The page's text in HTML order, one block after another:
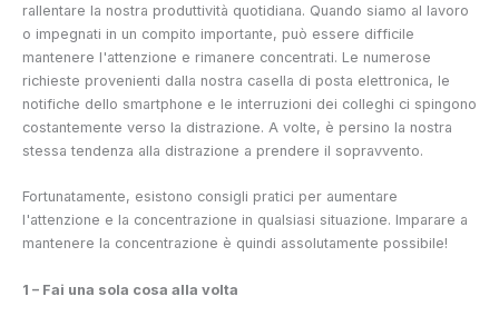
rallentare la nostra produttività quotidiana. Quando siamo al lavoro
o impegnati in un compito importante, può essere difficile
mantenere l'attenzione e rimanere concentrati. Le numerose
richieste provenienti dalla nostra casella di posta elettronica, le
notifiche dello smartphone e le interruzioni dei colleghi ci spingono
costantemente verso la distrazione. A volte, è persino la nostra
stessa tendenza alla distrazione a prendere il sopravvento.
Fortunatamente, esistono consigli pratici per aumentare
l'attenzione e la concentrazione in qualsiasi situazione. Imparare a
mantenere la concentrazione è quindi assolutamente possibile!
1 – Fai una sola cosa alla volta